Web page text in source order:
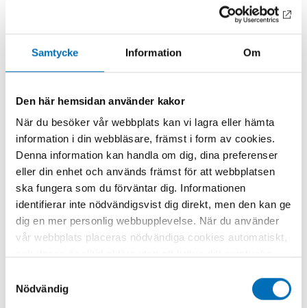
Samtycke Information Om
Den här hemsidan använder kakor
När du besöker vår webbplats kan vi lagra eller hämta
information i din webbläsare, främst i form av cookies.
Denna information kan handla om dig, dina preferenser
eller din enhet och används främst för att webbplatsen
ska fungera som du förväntar dig. Informationen
identifierar inte nödvändigsvist dig direkt, men den kan ge
dig en mer personlig webbupplevelse. När du använder
vår webbplats placeras nödvändiga cookies automatiskt,
använda webbplatsen och dess funktioner. Vi respekterar
din integritet, och du kan välja vilka ytterligare cookies
Nödvändig
Gambling Policies in European
Welfare States – Current Challenges and Future
Prospects(red. Michael Egerer, Virve Marionneau &
Janne Nikkinen) som utkommer nästa år.
NYCKELORD
licenssystem,
spelmonopol,
spelreglering, spelreklam,
KATEGORIER
Spel
FOTOGRAF/BILDKÄLL
Mostphotos/Oscar
Edwards